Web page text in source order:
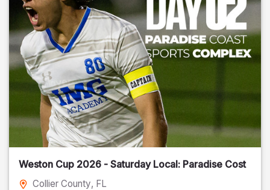
Weston Cup 2026 - Saturday Local: Paradise Cost
Collier County, FL